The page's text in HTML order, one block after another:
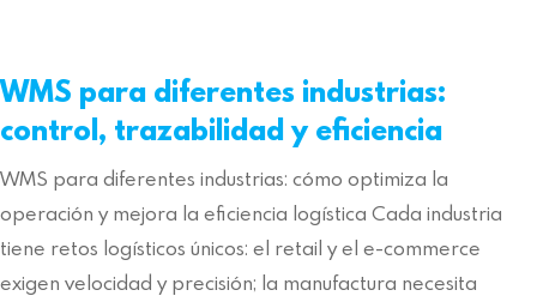
WMS para diferentes industrias:
control, trazabilidad y eficiencia
WMS para diferentes industrias: cómo optimiza la
operación y mejora la eficiencia logística Cada industria
tiene retos logísticos únicos: el retail y el e-commerce
exigen velocidad y precisión; la manufactura necesita